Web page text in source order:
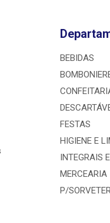
BEBIDAS
FESTAS
HIGIENE E
INTEGRAIS
MERCEARIA
P/